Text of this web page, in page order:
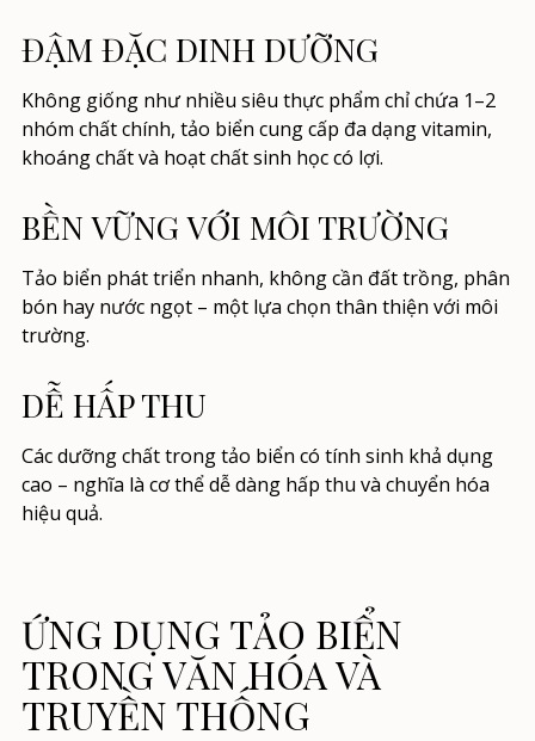
ĐẬM ĐẶC DINH DƯỠNG
Không giống như nhiều siêu thực phẩm chỉ chứa 1–2
nhóm chất chính, tảo biển cung cấp đa dạng vitamin,
khoáng chất và hoạt chất sinh học có lợi.
BỀN VỮNG VỚI MÔI TRƯỜNG
Tảo biển phát triển nhanh, không cần đất trồng, phân
bón hay nước ngọt – một lựa chọn thân thiện với môi
trường.
DỄ HẤP THU
Các dưỡng chất trong tảo biển có tính sinh khả dụng
cao – nghĩa là cơ thể dễ dàng hấp thu và chuyển hóa
hiệu quả.
ỨNG DỤNG TẢO BIỂN
TRONG VĂN HÓA VÀ
TRUYỀN THỐNG